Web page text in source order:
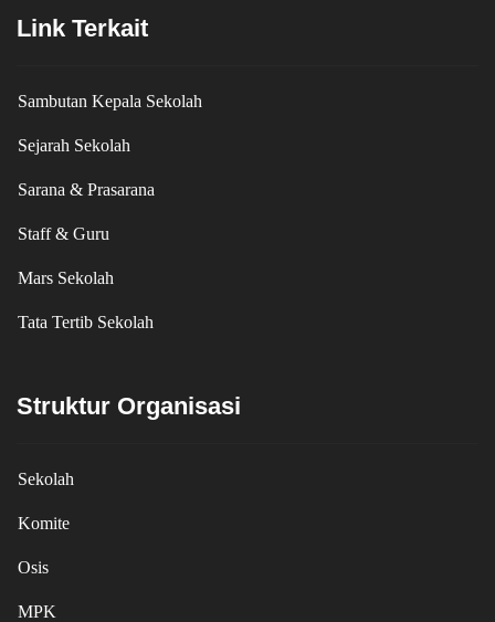
Link Terkait
Sambutan Kepala Sekolah
Sejarah Sekolah
Sarana & Prasarana
Staff & Guru
Mars Sekolah
Tata Tertib Sekolah
Struktur Organisasi
Sekolah
Komite
Osis
MPK